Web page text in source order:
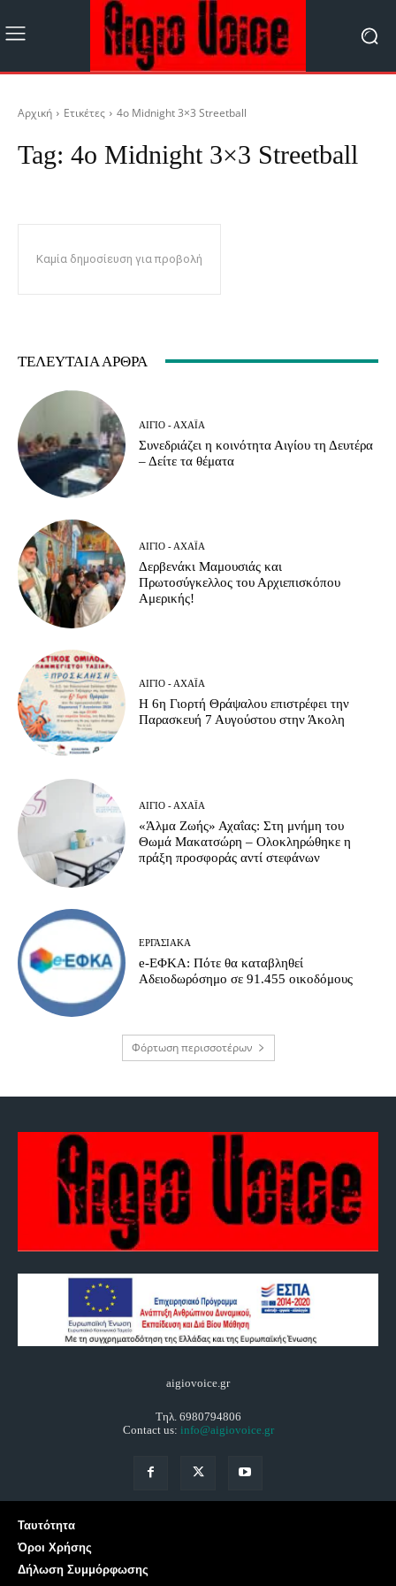
Αρχική Ετικέτες 4ο Midnight 3×3 Streetball
Tag: 4ο Midnight 3×3 Streetball
Καμία δημοσίευση για προβολή
ΤΕΛΕΥΤΑΊΑ ΆΡΘΡΑ
ΑΊΓΙΟ - ΑΧΑΪ́Α
Συνεδριάζει η κοινότητα Αιγίου τη Δευτέρα
– Δείτε τα θέματα
ΑΊΓΙΟ - ΑΧΑΪ́Α
Δερβενάκι Μαμουσιάς και
Πρωτοσύγκελλος του Αρχιεπισκόπου
Αμερικής!
ΑΊΓΙΟ - ΑΧΑΪ́Α
Η 6η Γιορτή Θράψαλου επιστρέφει την
Παρασκευή 7 Αυγούστου στην Άκολη
ΑΊΓΙΟ - ΑΧΑΪ́Α
«Άλμα Ζωής» Αχαΐας: Στη μνήμη του
Θωμά Μακατσώρη – Ολοκληρώθηκε η
πράξη προσφοράς αντί στεφάνων
ΕΡΓΑΣΙΑΚΆ
e-ΕΦΚΑ: Πότε θα καταβληθεί
Αδειοδωρόσημο σε 91.455 οικοδόμους
Φόρτωση περισσοτέρων
aigiovoice.gr
Τηλ. 6980794806
Contact us: info@aigiovoice.gr
Ταυτότητα
Όροι Χρήσης
Δήλωση Συμμόρφωσης